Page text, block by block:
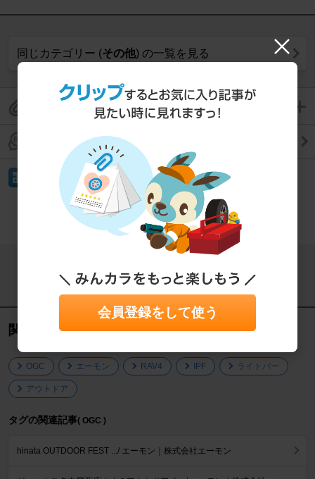
同じカテゴリー (その他) の一覧を見る
このパーツレビューをクリップして保存
このパーツレビューのコメントを見る
イイね！
もっと見る
この記事をシェアする
関連タグ
OGC エーモン RAV4 IPF ライトバー
アウトドア
タグの関連記事( OGC )
hinata OUTDOOR FEST .../ エーモン｜株式会社エーモン
会員登録をして使う